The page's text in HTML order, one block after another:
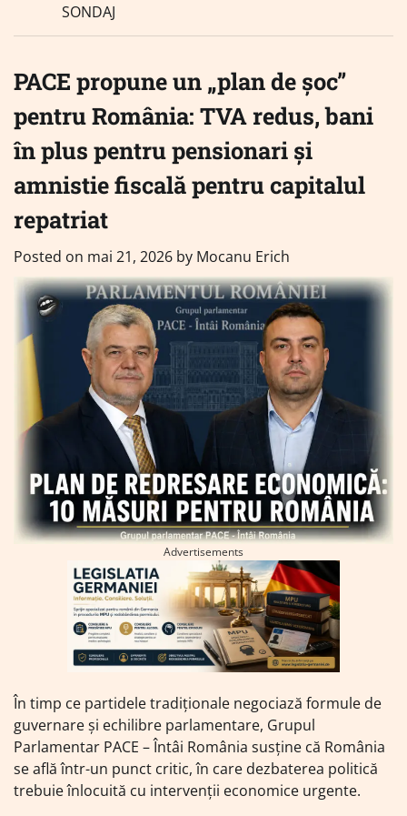
SONDAJ
PACE propune un „plan de șoc”
pentru România: TVA redus, bani
în plus pentru pensionari și
amnistie fiscală pentru capitalul
repatriat
Posted on mai 21, 2026 by Mocanu Erich
Advertisements
În timp ce partidele tradiționale negociază formule de
guvernare și echilibre parlamentare, Grupul
Parlamentar PACE – Întâi România susține că România
se află într-un punct critic, în care dezbaterea politică
trebuie înlocuită cu intervenții economice urgente.